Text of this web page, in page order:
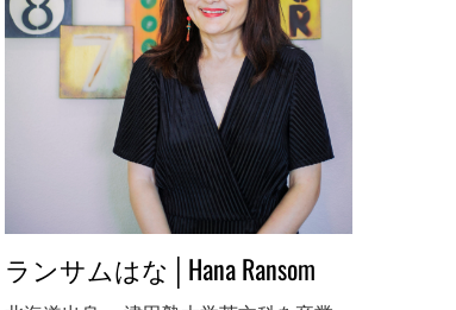
ランサムはな│Hana Ransom